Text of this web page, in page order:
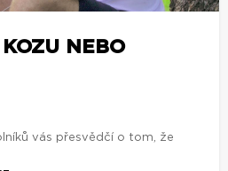
NEBO
vás přesvědčí o tom, že